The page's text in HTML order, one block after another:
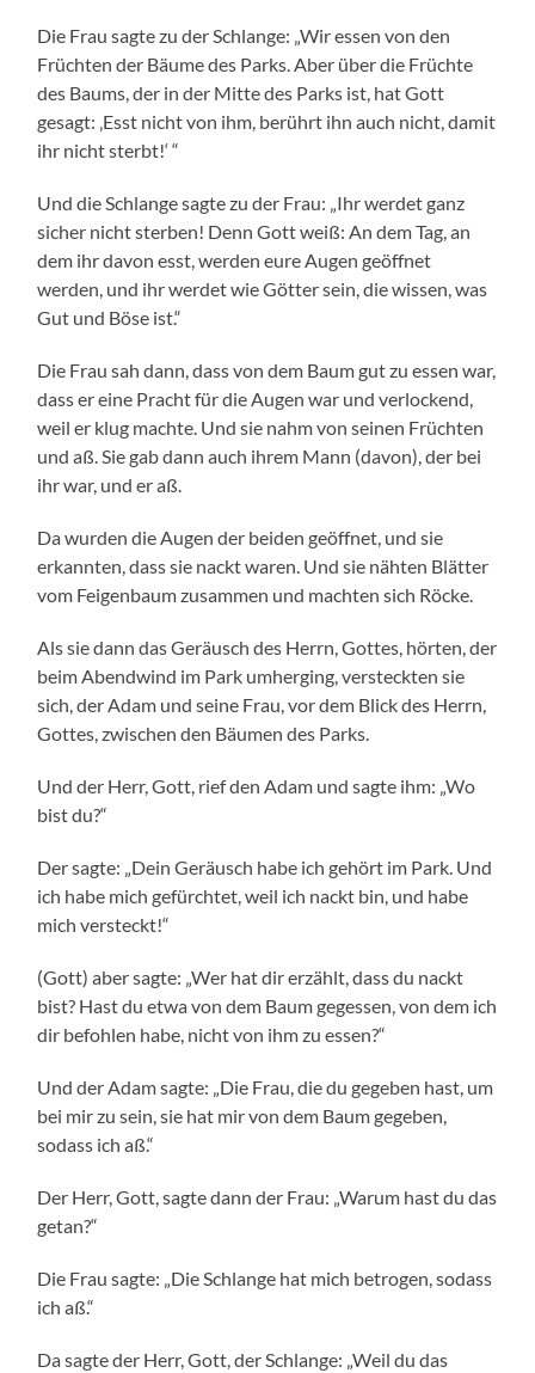
Die Frau sagte zu der Schlange: „Wir essen von den
Früchten der Bäume des Parks. Aber über die Früchte
des Baums, der in der Mitte des Parks ist, hat Gott
gesagt: ‚Esst nicht von ihm, berührt ihn auch nicht, damit
ihr nicht sterbt!‘ “
Und die Schlange sagte zu der Frau: „Ihr werdet ganz
sicher nicht sterben! Denn Gott weiß: An dem Tag, an
dem ihr davon esst, werden eure Augen geöffnet
werden, und ihr werdet wie Götter sein, die wissen, was
Gut und Böse ist.“
Die Frau sah dann, dass von dem Baum gut zu essen war,
dass er eine Pracht für die Augen war und verlockend,
weil er klug machte. Und sie nahm von seinen Früchten
und aß. Sie gab dann auch ihrem Mann (davon), der bei
ihr war, und er aß.
Da wurden die Augen der beiden geöffnet, und sie
erkannten, dass sie nackt waren. Und sie nähten Blätter
vom Feigenbaum zusammen und machten sich Röcke.
Als sie dann das Geräusch des Herrn, Gottes, hörten, der
beim Abendwind im Park umherging, versteckten sie
sich, der Adam und seine Frau, vor dem Blick des Herrn,
Gottes, zwischen den Bäumen des Parks.
Und der Herr, Gott, rief den Adam und sagte ihm: „Wo
bist du?“
Der sagte: „Dein Geräusch habe ich gehört im Park. Und
ich habe mich gefürchtet, weil ich nackt bin, und habe
mich versteckt!“
(Gott) aber sagte: „Wer hat dir erzählt, dass du nackt
bist? Hast du etwa von dem Baum gegessen, von dem ich
dir befohlen habe, nicht von ihm zu essen?“
Und der Adam sagte: „Die Frau, die du gegeben hast, um
bei mir zu sein, sie hat mir von dem Baum gegeben,
sodass ich aß.“
Der Herr, Gott, sagte dann der Frau: „Warum hast du das
getan?“
Die Frau sagte: „Die Schlange hat mich betrogen, sodass
ich aß.“
Da sagte der Herr, Gott, der Schlange: „Weil du das